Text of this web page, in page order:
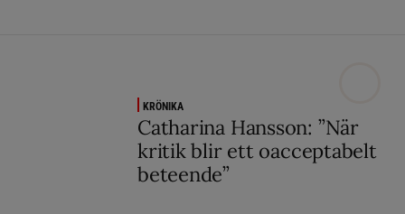
KRÖNIKA
Catharina Hansson: ”När
kritik blir ett oacceptabelt
beteende”